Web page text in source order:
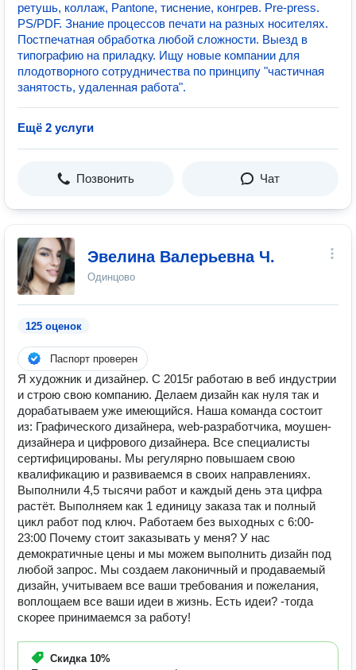
ретушь, коллаж, Pantone, тиснение, конгрев. Pre-press.
PS/PDF. Знание процессов печати на разных носителях.
Постпечатная обработка любой сложности. Выезд в
типографию на приладку. Ищу новые компании для
плодотворного сотрудничества по принципу "частичная
занятость, удаленная работа".
Ещё 2 услуги
Позвонить Чат
Эвелина Валерьевна Ч.
Одинцово
125 оценок
Паспорт проверен
Я художник и дизайнер. C 2015г работаю в веб индустрии
и строю свою компанию. Делаем дизайн как нуля так и
дорабатываем уже имеющийся. Наша команда состоит
из: Графического дизайнера, web-разработчика, моушен-
дизайнера и цифрового дизайнера. Все специалисты
сертифицированы. Мы регулярно повышаем свою
квалификацию и развиваемся в своих направлениях.
Выполнили 4,5 тысячи работ и каждый день эта цифра
растёт. Выполняем как 1 единицу заказа так и полный
цикл работ под ключ. Работаем без выходных с 6:00-
23:00 Почему стоит заказывать у меня? У нас
демократичные цены и мы можем выполнить дизайн под
любой запрос. Мы создаем лаконичный и продаваемый
дизайн, учитываем все ваши требования и пожелания,
воплощаем все ваши идеи в жизнь. Есть идеи? -тогда
скорее принимаемся за работу!
Скидка 10%